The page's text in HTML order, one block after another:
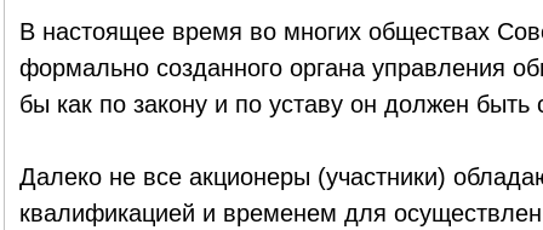
В настоящее время во многих обществах
формально созданного органа управления
бы как по закону и по уставу он должен быть
Далеко не все акционеры (участники)
квалификацией и временем для